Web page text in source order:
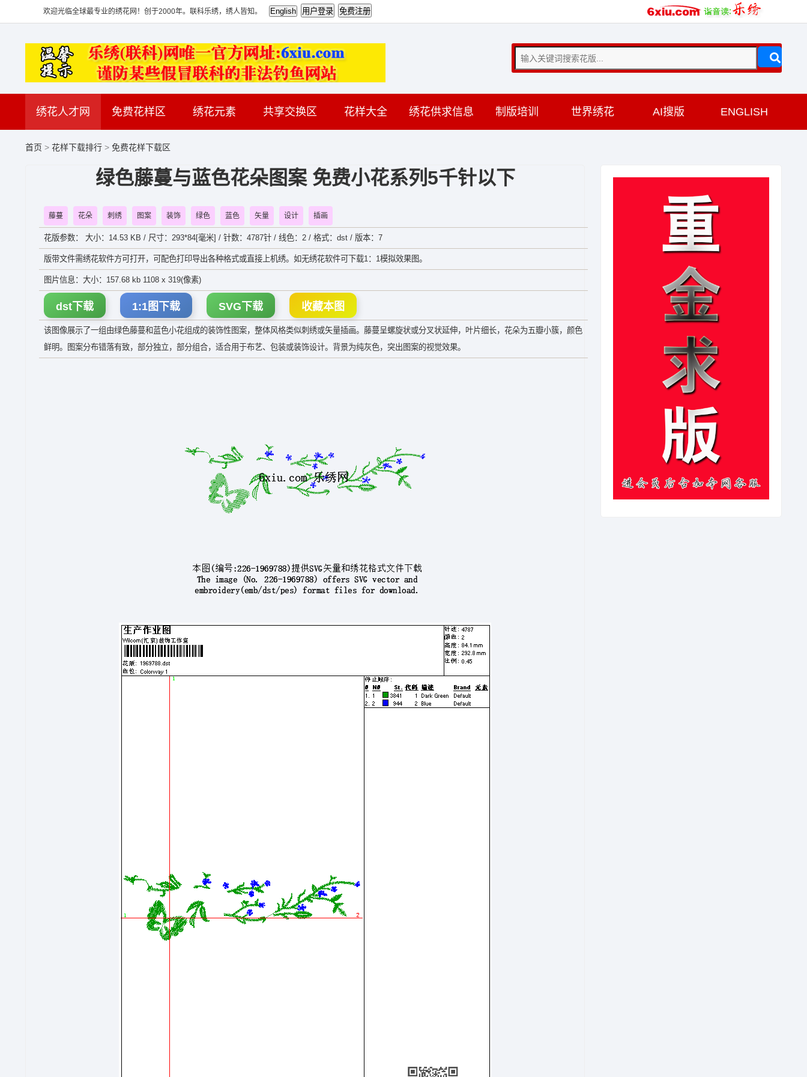
欢迎光临全球最专业的绣花网！创于2000年。联科乐绣，绣人皆知。
绣花人才网 免费花样区 绣花元素 共享交换区 花样大全 绣花供求信息 制版培训 世界绣花 AI搜版 ENGLISH
首页 > 花样下载排行 > 免费花样下载区
绿色藤蔓与蓝色花朵图案 免费小花系列5千针以下
藤蔓 花朵 刺绣 图案 装饰 绿色 蓝色 矢量 设计 插画
花版参数： 大小：14.53 KB / 尺寸：293*84[毫米] / 针数：4787针 / 线色：2 / 格式：dst / 版本：7
版带文件需绣花软件方可打开，可配色打印导出各种格式或直接上机绣。如无绣花软件可下载1：1模拟效果图。
图片信息：大小：157.68 kb 1108 x 319(像素)
dst下载 1:1图下载 SVG下载 收藏本图
该图像展示了一组由绿色藤蔓和蓝色小花组成的装饰性图案，整体风格类似刺绣或矢量插画。藤蔓呈螺旋状或分叉状延伸，叶片细长，花朵为五瓣小簇，颜色
鲜明。图案分布错落有致，部分独立，部分组合，适合用于布艺、包装或装饰设计。背景为纯灰色，突出图案的视觉效果。